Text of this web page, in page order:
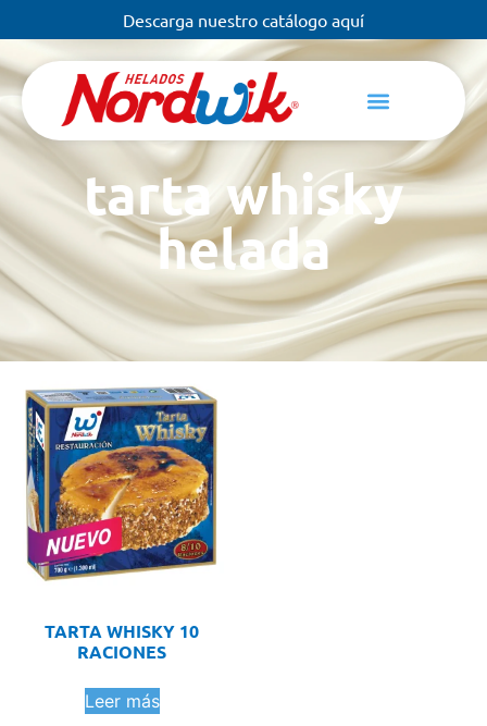
Descarga nuestro catálogo aquí
tarta whisky
helada
TARTA WHISKY 10
RACIONES
Leer más